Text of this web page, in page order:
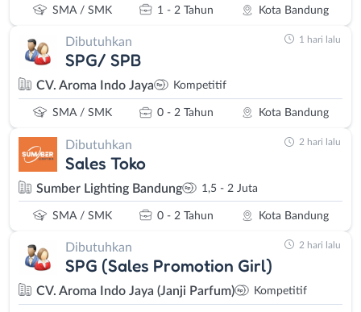
SMA / SMK 1 - 2 Tahun Kota Bandung
Dibutuhkan
SPG/ SPB
CV. Aroma Indo Jaya Kompetitif
SMA / SMK 0 - 2 Tahun Kota Bandung
1 hari lalu
Dibutuhkan
Sales Toko
Sumber Lighting Bandung 1,5 - 2 Juta
SMA / SMK 0 - 2 Tahun Kota Bandung
2 hari lalu
Dibutuhkan
SPG (Sales Promotion Girl)
CV. Aroma Indo Jaya (Janji Parfum) Kompetitif
2 hari lalu